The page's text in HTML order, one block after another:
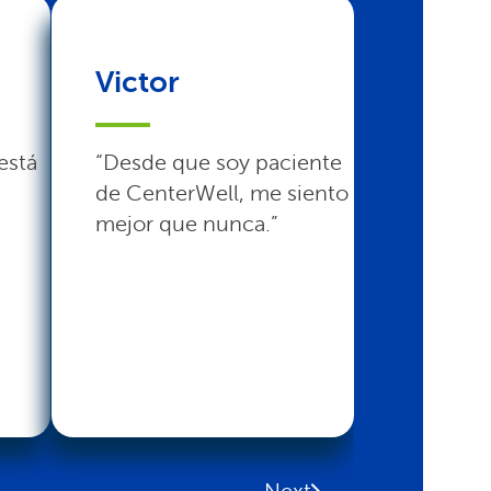
Victor
“Desde que soy paciente
de CenterWell, me siento
mejor que nunca.”